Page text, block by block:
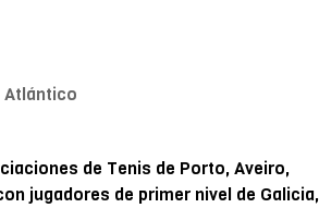
de Tenis de Porto, Aveiro,
jugadores de primer nivel de Galicia,